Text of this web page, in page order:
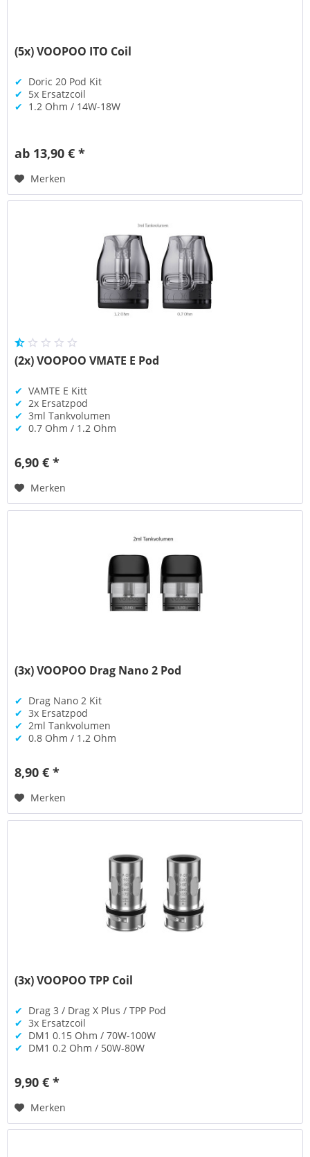
(5x) VOOPOO ITO Coil
✔ Doric 20 Pod Kit
✔ 5x Ersatzcoil
✔ 1.2 Ohm / 14W-18W
ab 13,90 € *
Merken
(2x) VOOPOO VMATE E Pod
✔ VAMTE E Kitt
✔ 2x Ersatzpod
✔ 3ml Tankvolumen
✔ 0.7 Ohm / 1.2 Ohm
6,90 € *
Merken
(3x) VOOPOO Drag Nano 2 Pod
✔ Drag Nano 2 Kit
✔ 3x Ersatzpod
✔ 2ml Tankvolumen
✔ 0.8 Ohm / 1.2 Ohm
8,90 € *
Merken
(3x) VOOPOO TPP Coil
✔ Drag 3 / Drag X Plus / TPP Pod
✔ 3x Ersatzcoil
✔ DM1 0.15 Ohm / 70W-100W
✔ DM1 0.2 Ohm / 50W-80W
9,90 € *
Merken